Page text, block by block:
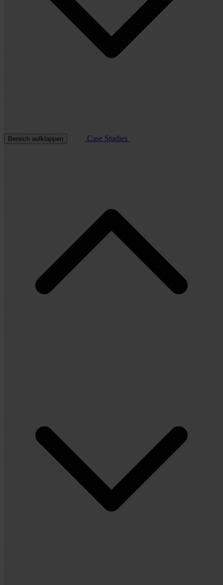
Bereich aufklappen Case Studies